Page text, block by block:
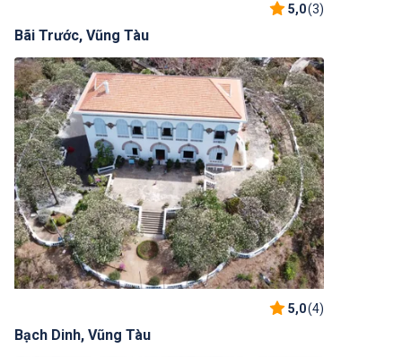
5,0(3)
Bãi Trước, Vũng Tàu
5,0(4)
Bạch Dinh, Vũng Tàu